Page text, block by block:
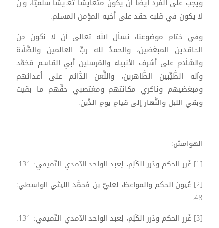
ويجب على الفرد أيضاً أن يكون متَّعايشًا تعايشًا سلميًّا، وأن
لا يكون في قلبه حقد على أخيه المؤمن المسلم.
وفي ختام موضوعنا، نسأل الله تعالى أن لا نكون من
الحاقدين المبغضين، والحمدُ لله ربِّ العالمين والصَّلَاة
والسَّلَام على أشرف الأنبياء والمُرسلين أبي القاسم مُحَمَّد
وآله الطَّيِّبين الطَّاهرين، واللَّعن الدَّائم على أعدائهم
ومبغضيهم وناكري مكانتهم ومغتصبي حقِّهم ما بقيت
وبقي الليل والنَّهار إلى قيامِ يومِ الدِّين.
الهوامش:
[1] غُرر الحكم ودُرر الكَلِم، لِعبد الواحد الآمدي التّميمي: 131.
[2] عُيون الحكم والمواعظ، لعليّ بن مُحمَّد الليثي الواسطي:
48.
[3] غُرر الحكم ودُرر الكَلِم، لِعبد الواحد الآمدي التّميمي: 131.